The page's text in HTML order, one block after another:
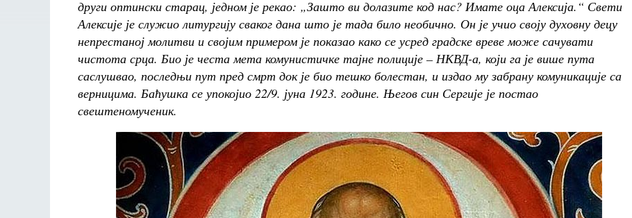
други оптински старац, једном је рекао: „Зашто ви долазите код нас? Имате оца Алексија.“ Свети
Алексије је служио литургију сваког дана што је тада било необично. Он је учио своју духовну децу
непрестаној молитви и својим примером је показао како се усред градске вреве може сачувати
чистота срца. Био је честа мета комунистичке тајне полиције – НКВД-а, који га је више пута
саслушвао, последњи пут пред смрт док је био тешко болестан, и издао му забрану комуникације са
верницима. Баћушка се упокојио 22/9. јуна 1923. године. Његов син Сергије је постао
свештеномученик.